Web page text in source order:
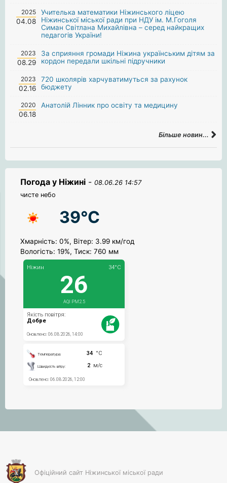
2025
04.08
Учителька математики Ніжинського ліцею
Ніжинської міської ради при НДУ ім. М.Гоголя
Симан Світлана Михайлівна – серед найкращих
педагогів України!
2023
08.29
За сприяння громади Ніжина українським дітям за
кордон передали шкільні підручники
2023
02.16
720 школярів харчуватимуться за рахунок
бюджету
2020
06.18
Анатолій Лінник про освіту та медицину
Більше новин...
Погода у Ніжині - 08.06.26 14:57
чисте небо
39°C
Хмарність: 0%, Вітер: 3.99 км/год
Вологість: 19%, Тиск: 760 мм
Офіційний сайт Ніжинської міської ради